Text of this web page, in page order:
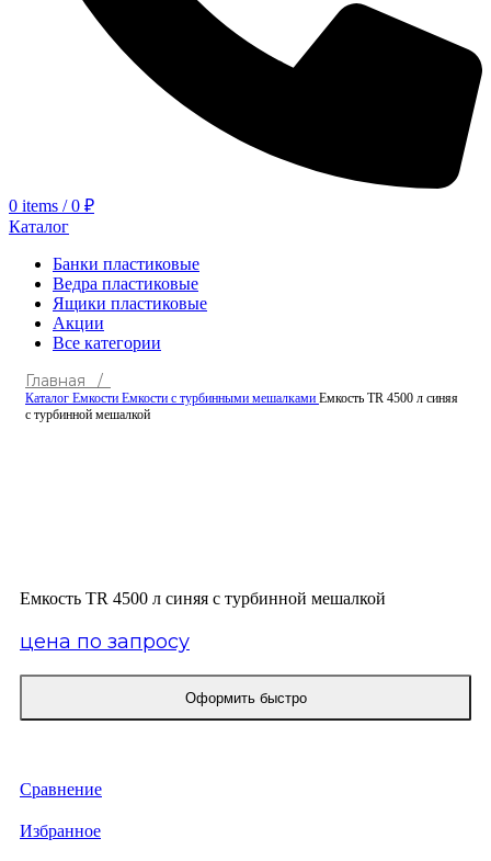
0 items / 0 ₽
Каталог
Банки пластиковые
Ведра пластиковые
Ящики пластиковые
Акции
Все категории
Главная /
Каталог Емкости Емкости с турбинными мешалками Емкость TR 4500 л синяя
с турбинной мешалкой
Емкость TR 4500 л синяя с турбинной мешалкой
цена по запросу
Оформить быстро
Сравнение
Избранное